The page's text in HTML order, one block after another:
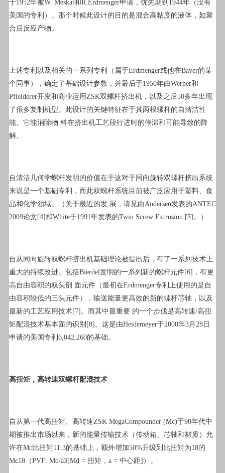
于1952年被W. Meskat和R.Erdmenger申请，优先期到1944年（没有
美国的专利）。那个时候此设计的目的是混合高粘度的液体，如聚
合后反应产物。
上述专利以及相关的一系列专利（属于Erdmenger或他在Bayer的某
个同事），确定了基础设计参数，并最后于1950年由Werner和
Pfleiderer开发和商业运用ZSK双螺杆挤出机，以及之后50多年出现
了很多复制机型。此设计的关键特征在于其两根螺杆的自清洁性
能。它能消除物 料在挤出机工艺段行进时的停滞和可能导致的降
解。
自清洁几何学螺杆发明的价值在于这对于同向旋转双螺杆挤出系统
来说是一个基础专利，而此双螺杆系统目前被广泛应用于塑料、食
品和化学领域。（关于最近的发 展，请见由Andersen发表的ANTEC
2009论文[4]和White于1991年发表的Twin Screw Extrusion [5]。）
自从同向旋转双螺杆挤出机基础理论被提出后，有了一系列技术上
重大的持续改进。包括Bierdel发明的一系列新的螺杆元件[6]，有更
高自由容积的双头剖 面元件（最初在Erdmenger专利上使用的是自
由容积较低的三头元件），输送能量更高效的新的螺杆芯轴，以及
最新的工艺应用技术[7]。而其中最重要 的一个步伐是高转速/高扭
矩配混技术基本面的识别[8]。这是由Heidemeyer于2000年3月28日
申请的美国专利6,042,260的基础。
高扭矩，高转速双螺杆配混技术
自从第一代高扭矩、高转速ZSK MegaCompounder (Mc)于90年代中
期被推出市场以来，新的能量传输技术（传动箱、芯轴和材质）允
许在Mc比扭矩11.3的基础上，额外增加50%升级到比扭矩为18的
Mc18（PVF: Md/a3[Md = 扭矩，a = 中心距]）。